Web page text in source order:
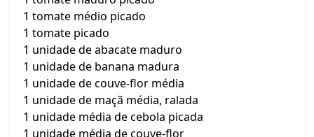
1 tomate médio picado
1 tomate picado
1 unidade de abacate maduro
1 unidade de banana madura
1 unidade de couve-flor média
1 unidade de maçã média, ralada
1 unidade média de cebola picada
1 unidade média de couve-flor